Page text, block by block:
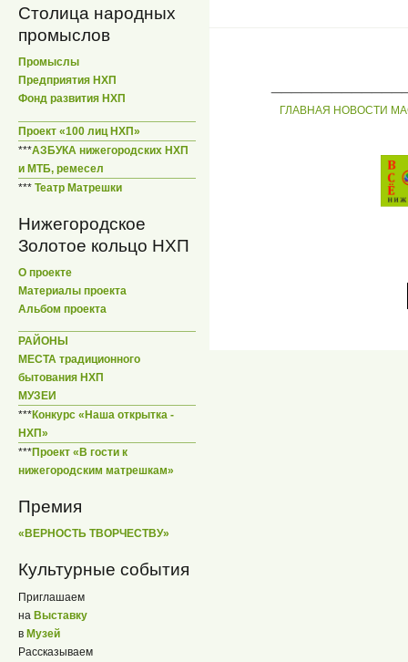
Столица народных
промыслов
Промыслы
Предприятия НХП
Фонд развития НХП
Проект «100 лиц НХП»
***АЗБУКА нижегородских НХП
и МТБ, ремесел
*** Театр Матрешки
Нижегородское
Золотое кольцо НХП
О проекте
Материалы проекта
Альбом проекта
РАЙОНЫ
МЕСТА традиционного
бытования НХП
МУЗЕИ
***Конкурс «Наша открытка -
НХП»
***Проект «В гости к
нижегородским матрешкам»
Премия
«ВЕРНОСТЬ ТВОРЧЕСТВУ»
Культурные события
Приглашаем
на Выставку
в Музей
Рассказываем
ГЛАВНАЯ НОВОСТИ